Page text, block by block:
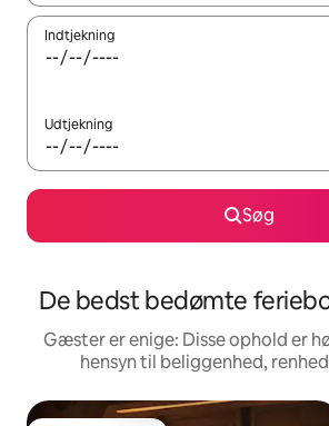
Indtjekning
Udtjekning
Søg
De bedst bedømte
Gæster er enige: Disse ophold er
hensyn til beliggenhed,